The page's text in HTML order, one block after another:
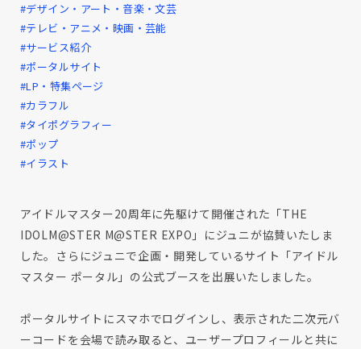
#デザイン・アート・音楽・文芸
#テレビ・アニメ・映画・芸能
#サービス紹介
#ポータルサイト
#LP・特集ページ
#カラフル
#タイポグラフィー
#ポップ
#イラスト
アイドルマスター20周年に先駆けて開催された「THE
IDOLM@STER M@STER EXPO」にジュニが協賛いたしま
した。さらにジュニで企画・開発しているサイト「アイドル
マスター ポータル」の公式ブースを出展いたしました。
ポータルサイトにスマホでログインし、表示された二次元バ
ーコードを会場で読み取ると、ユーザープロフィールと共に